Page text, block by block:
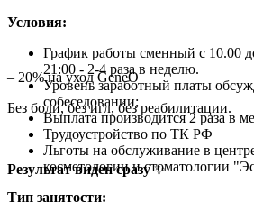
– 20% на уход GeneO
Без боли, без игл, без реабилитации.
Результат виден сразу✨
Условия:
График работы сменный с 10.00
21:00 - 2-4 раза в неделю.
Уровень заработный платы
собеседовании;
Выплата производится 2 раза в
Трудоустройство по ТК РФ
Льготы на обслуживание в
косметологии и стоматологии
Тип занятости: